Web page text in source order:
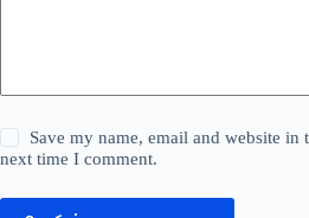
Save my name, email and website in
next time I comment.